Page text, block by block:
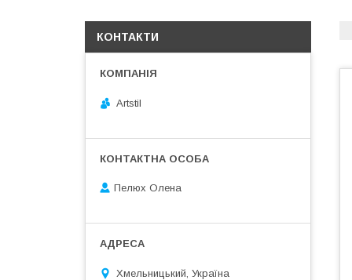
КОНТАКТИ
Artstil
Пелюх Олена
Хмельницький, Україна